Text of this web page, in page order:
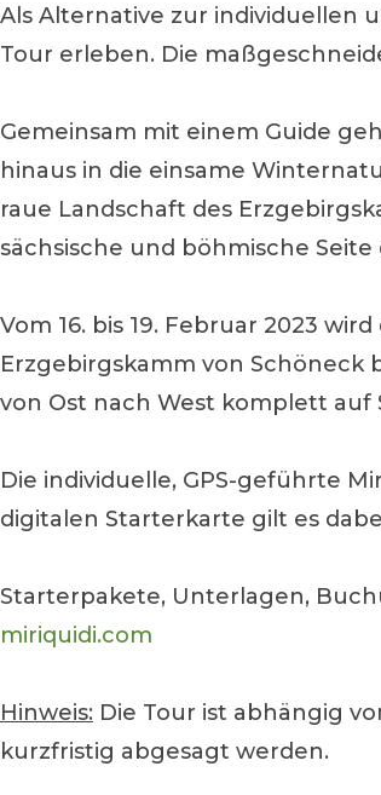
Als Alternative zur individuellen
Tour erleben. Die
Gemeinsam mit einem Guide
hinaus in die einsame
raue Landschaft des
sächsische und böhmische Seite
Vom 16. bis 19. Februar 2023
Erzgebirgskamm von Schöneck
von Ost nach West komplett auf
Die individuelle, GPS-geführte
digitalen Starterkarte gilt es
Starterpakete, Unterlagen,
miriquidi.com
Hinweis: Die Tour ist abhängig
kurzfristig abgesagt werden.